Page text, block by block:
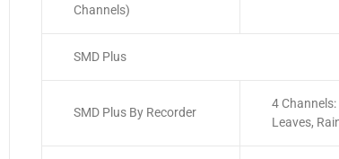
Channels)
SMD Plus
SMD Plus By Recorder
4
Leaves,